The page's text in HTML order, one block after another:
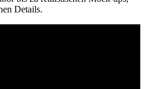
Details.